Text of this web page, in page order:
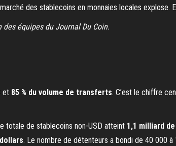
des stablecoins en monnaies locales explose.
équipes du Journal Du Coin.
et 85 % du volume de transferts. C’est le chiffre
totale de stablecoins non-USD atteint 1,1 milliard
. Le nombre de détenteurs a bondi de 40 000 à